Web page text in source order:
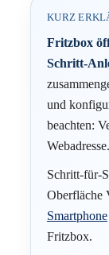
KURZ
Fritzbox
Schritt-
und
beachten:
Webadresse.
Schritt-für-
Oberfläche
Smartphone
Fritzbox.